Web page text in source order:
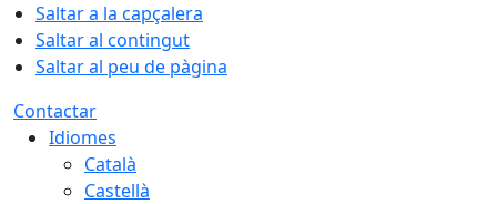
Saltar a la capçalera
Saltar al contingut
Saltar al peu de pàgina
Contactar
Idiomes
Català
Castellà